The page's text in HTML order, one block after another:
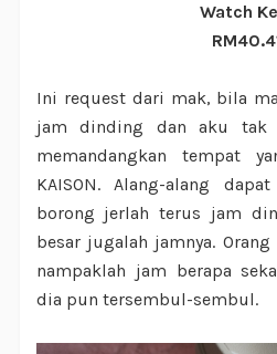
Watch
Ini request dari mak, bila
jam dinding dan aku tak
memandangkan tempat
KAISON. Alang-alang
borong jerlah terus jam
besar jugalah jamnya.
nampaklah jam berapa
dia pun tersembul-sembul.